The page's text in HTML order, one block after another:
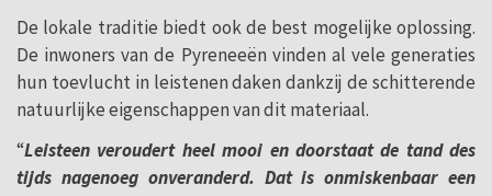
De lokale traditie biedt ook de best mogelijke oplossing.
De inwoners van de Pyreneeën vinden al vele generaties
hun toevlucht in leistenen daken dankzij de schitterende
natuurlijke eigenschappen van dit materiaal.
“Leisteen veroudert heel mooi en doorstaat de tand des
tijds nagenoeg onveranderd. Dat is onmiskenbaar een